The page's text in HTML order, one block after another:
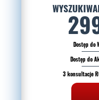
Dostęp do
Dostęp do
3 konsultacje